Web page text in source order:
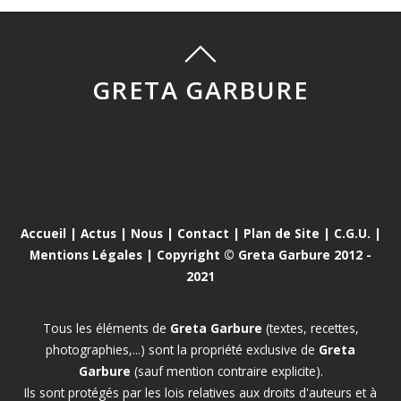
GRETA GARBURE
Accueil | Actus| Nous| Contact | Plan de Site | C.G.U. |
Mentions Légales | Copyright © Greta Garbure 2012 -
2021
Tous les éléments de Greta Garbure (textes, recettes,
photographies,...) sont la propriété exclusive de Greta
Garbure (sauf mention contraire explicite).
Ils sont protégés par les lois relatives aux droits d'auteurs et à